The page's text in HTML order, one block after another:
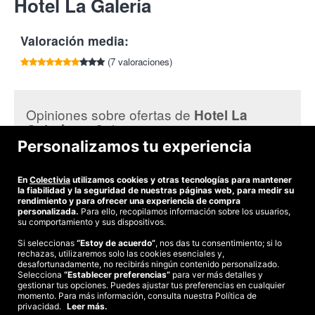
de Donostia desde la primera línea de la playa Ondarreta!
Tu cupón incluye:
1 Noche en Habitación Doble.
Hotel La Galería:
El Hotel La Galería de San Sebastián es un bello edificio de
estilo francés de finales del siglo XIX, en primera línea de la
playa de Ondarreta y con vistas a la Bahía de la Concha.
Cada habitación cuenta con personalidad propia al estar
dedicada a un conocido pintor como Renoir, Picasso, Dalí, Miró,
Regoyos y decorada en diferentes tonos, adornando una
reproducción del artista la cabecera y completándose la
decoración con muebles de época y detalles acordes a los tonos
de la pintura. Baño completo en cada habitación.
El entorno:
San Sebastián, también conocida como la Bella Easo, es
considerada por muchos como una de las ciudades más bellas
20008 San Sebastián
Hotel La Galería
Valoración media:
(7 valoraciones)
Opiniones sobre ofertas de Hotel La
Galeríaen Colectivia:
Buen servicio
©2026 Colectivia
Términos y condiciones|Política de privacidad|Política de cookies
Estudio turismo de verano 2020
Personalizamos tu experiencia
En Colectivia utilizamos cookies y otras tecnologías para mantener
la fiabilidad y la seguridad de nuestras páginas web, para medir su
rendimiento y para ofrecer una experiencia de compra
personalizada. Para ello, recopilamos información sobre los usuarios,
su comportamiento y sus dispositivos.
Si seleccionas “Estoy de acuerdo”, nos das tu consentimiento; si lo
rechazas, utilizaremos solo las cookies esenciales y,
desafortunadamente, no recibirás ningún contenido personalizado.
Selecciona “Establecer preferencias” para ver más detalles y
gestionar tus opciones. Puedes ajustar tus preferencias en cualquier
momento. Para más información, consulta nuestra Política de
privacidad. Leer más.